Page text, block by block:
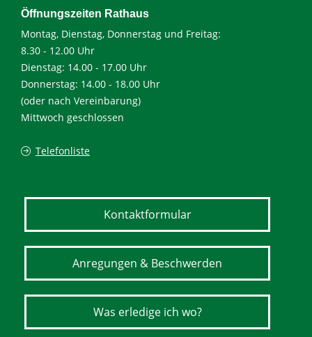
Öffnungszeiten Rathaus
Montag, Dienstag, Donnerstag und Freitag:
8.30 - 12.00 Uhr
Dienstag: 14.00 - 17.00 Uhr
Donnerstag: 14.00 - 18.00 Uhr
(oder nach Vereinbarung)
Mittwoch geschlossen
Telefonliste
Kontaktformular
Anregungen & Beschwerden
Was erledige ich wo?